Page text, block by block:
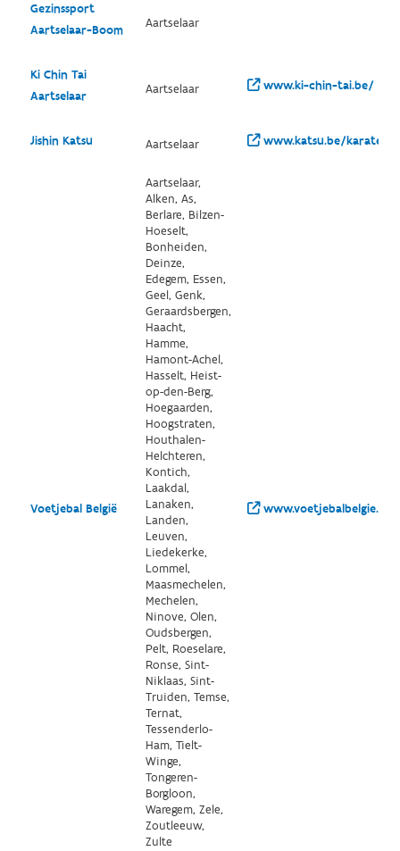
Gezinssport
Aartselaar-Boom
Aartselaar
Ki Chin Tai
Aartselaar
Aartselaar www.ki-chin-tai.be/
Jishin Katsu Aartselaar www.katsu.be/karate
Voetjebal België
Aartselaar,
Alken, As,
Berlare, Bilzen-
Hoeselt,
Bonheiden,
Deinze,
Edegem, Essen,
Geel, Genk,
Geraardsbergen,
Haacht,
Hamme,
Hamont-Achel,
Hasselt, Heist-
op-den-Berg,
Hoegaarden,
Hoogstraten,
Houthalen-
Helchteren,
Kontich,
Laakdal,
Lanaken,
Landen,
Leuven,
Liedekerke,
Lommel,
Maasmechelen,
Mechelen,
Ninove, Olen,
Oudsbergen,
Pelt, Roeselare,
Ronse, Sint-
Niklaas, Sint-
Truiden, Temse,
Ternat,
Tessenderlo-
Ham, Tielt-
Winge,
Tongeren-
Borgloon,
Waregem, Zele,
Zoutleeuw,
Zulte
www.voetjebalbelgie.be/